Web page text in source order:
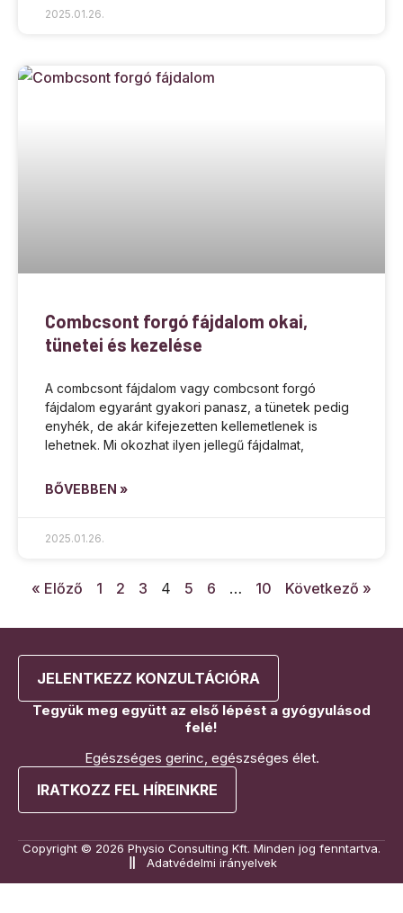
2025.01.26.
Combcsont forgó fájdalom okai,
tünetei és kezelése
A combcsont fájdalom vagy combcsont forgó
fájdalom egyaránt gyakori panasz, a tünetek pedig
enyhék, de akár kifejezetten kellemetlenek is
lehetnek. Mi okozhat ilyen jellegű fájdalmat,
BŐVEBBEN »
2025.01.26.
« Előző 1 2 3 4 5 6 … 10 Következő »
JELENTKEZZ KONZULTÁCIÓRA
Tegyük meg együtt az első lépést a gyógyulásod
felé!
Egészséges gerinc, egészséges élet.
IRATKOZZ FEL HÍREINKRE
Copyright © 2026 Physio Consulting Kft. Minden jog fenntartva.
Adatvédelmi irányelvek